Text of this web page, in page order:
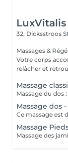
LuxVitalis
32, Dicksstroos
Massages &
Votre corps
relâcher et
Massage
Massage dos
Massage